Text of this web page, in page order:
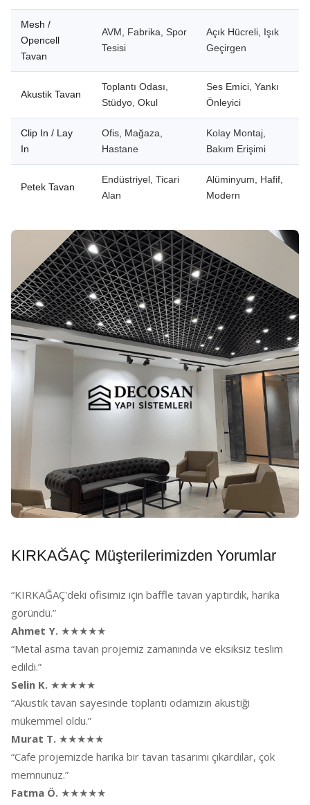
Mesh /
Opencell
Tavan
AVM, Fabrika, Spor
Tesisi
Açık Hücreli, Işık
Geçirgen
Akustik Tavan
Toplantı Odası,
Stüdyo, Okul
Ses Emici, Yankı
Önleyici
Clip In / Lay
In
Ofis, Mağaza,
Hastane
Kolay Montaj,
Bakım Erişimi
Petek Tavan
Endüstriyel, Ticari
Alan
Alüminyum, Hafif,
Modern
KIRKAĞAÇ Müşterilerimizden Yorumlar
“KIRKAĞAÇ'deki ofisimiz için baffle tavan yaptırdık, harika
göründü.”
Ahmet Y. ★★★★★
“Metal asma tavan projemiz zamanında ve eksiksiz teslim
edildi.”
Selin K. ★★★★★
“Akustik tavan sayesinde toplantı odamızın akustiği
mükemmel oldu.”
Murat T. ★★★★★
“Cafe projemizde harika bir tavan tasarımı çıkardılar, çok
memnunuz.”
Fatma Ö. ★★★★★